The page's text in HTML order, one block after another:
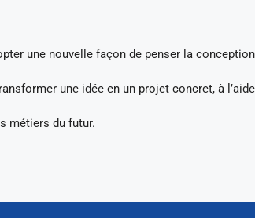
une nouvelle façon de penser la
une idée en un projet concret, à l’aide
métiers du futur.